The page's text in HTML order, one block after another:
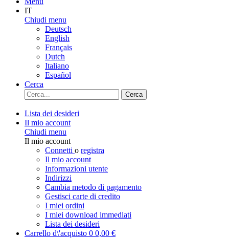
IT
Chiudi menu
Deutsch
English
Français
Dutch
Italiano
Español
Cerca
Cerca
Lista dei desideri
Il mio account
Chiudi menu
Il mio account
Connetti o registra
Il mio account
Informazioni utente
Indirizzi
Cambia metodo di pagamento
Gestisci carte di credito
I miei ordini
I miei download immediati
Lista dei desideri
Carrello d\'acquisto 0 0,00 €